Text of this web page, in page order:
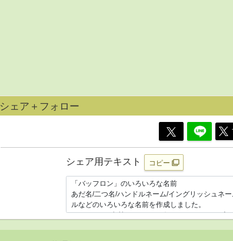
シェア＋フォロー
シェア用テキスト コピー